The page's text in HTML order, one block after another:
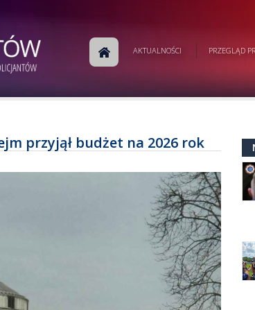
AKTUALNOŚCI PRZEGLĄD
przyjął budżet na 2026 rok